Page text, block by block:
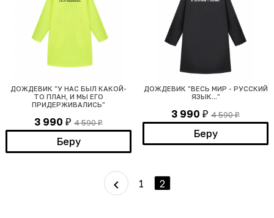
ДОЖДЕВИК "У НАС БЫЛ КАКОЙ-
ТО ПЛАН, И МЫ ЕГО
ПРИДЕРЖИВАЛИСЬ"
3 990 ₽ 4 590₽
Беру
ДОЖДЕВИК "ВЕСЬ МИР - РУССКИЙ
ЯЗЫК..."
3 990 ₽ 4 590₽
Беру
1 2